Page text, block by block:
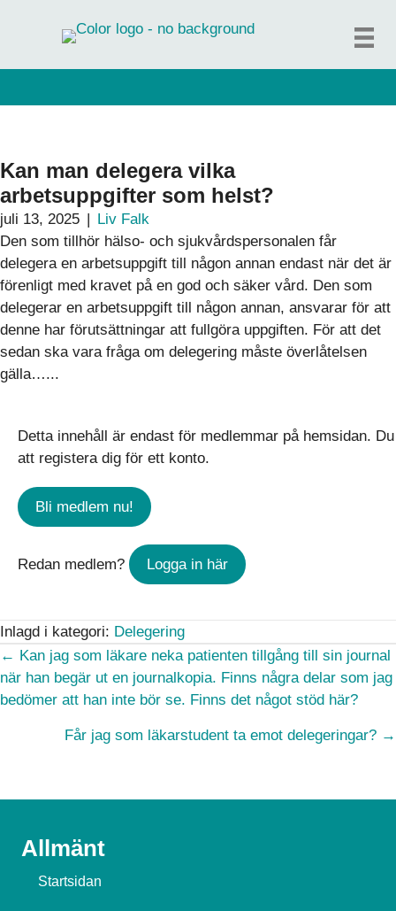
Kan man delegera vilka
arbetsuppgifter som helst?
juli 13, 2025 | Liv Falk
Den som tillhör hälso- och sjukvårdspersonalen får
delegera en arbetsuppgift till någon annan endast när det är
förenligt med kravet på en god och säker vård. Den som
delegerar en arbetsuppgift till någon annan, ansvarar för att
denne har förutsättningar att fullgöra uppgiften. För att det
sedan ska vara fråga om delegering måste överlåtelsen
gälla…...
Detta innehåll är endast för medlemmar på hemsidan.
att registera dig för ett konto.
Bli medlem nu!
Redan medlem? Logga in här
Inlagd i kategori: Delegering
Posts
navigation
← Kan jag som läkare neka patienten tillgång till sin journal
när han begär ut en journalkopia. Finns några delar som jag
bedömer att han inte bör se. Finns det något stöd här?
Får jag som läkarstudent ta emot delegeringar? →
Allmänt
Startsidan